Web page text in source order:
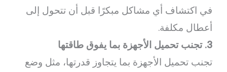
في اكتشاف أي مشاكل مبكرًا قبل أن تتحول إلى
أعطال مكلفة.
3. تجنب تحميل الأجهزة بما يفوق طاقتها
تجنب تحميل الأجهزة بما يتجاوز قدرتها، مثل وضع